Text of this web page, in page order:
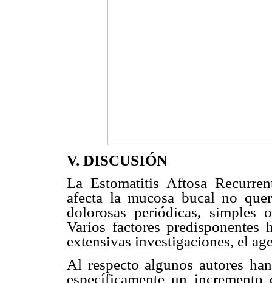
V. DISCUSIÓN
La Estomatitis Aftosa
afecta la mucosa bucal no
dolorosas periódicas, simples
Varios factores
extensivas investigaciones, el
Al respecto algunos autores
específicamente un